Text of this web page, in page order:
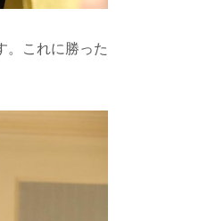
。これに勝った